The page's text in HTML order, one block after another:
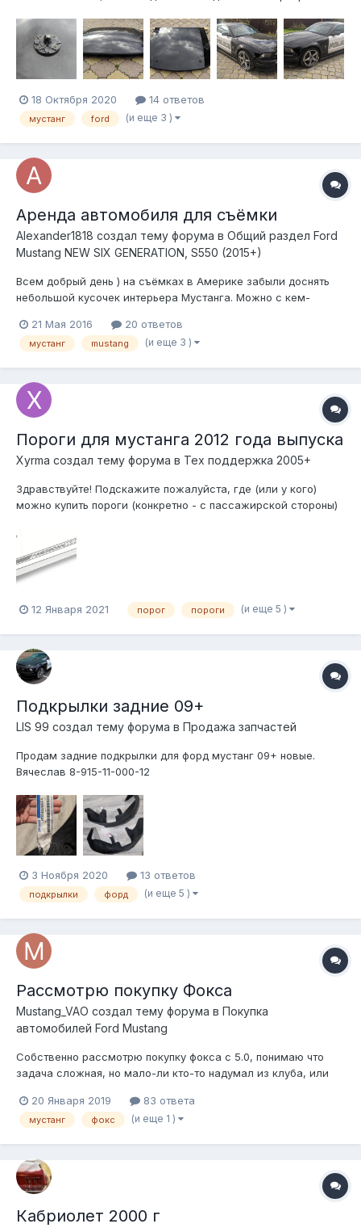
Фальшзамки , приклеены на двухсторонний скотч, легко
снять без повреждения лака красного покрытия. Вячеслав
+7-915-11-000...
18 Октября 2020 14 ответов
мустанг ford (и еще 3 )
Аренда автомобиля для съёмки
Alexander1818 создал тему форума в Общий раздел Ford
Mustang NEW SIX GENERATION, S550 (2015+)
Всем добрый день ) на съёмках в Америке забыли доснять
небольшой кусочек интерьера Мустанга. Можно с кем-
заснять этот кусочек? Интересует 6 поколение
21 Мая 2016 20 ответов
мустанг mustang (и еще 3 )
Пороги для мустанга 2012 года выпуска
Xyrma создал тему форума в Тех поддержка 2005+
Здравствуйте! Подскажите пожалуйста, где (или у кого)
можно купить пороги (конкретно - с пассажирской стороны)
как на фото, то есть ровный по всей длине, без всяких
рельефных штук, переходов, скосов, выемок и т.д.
Оказалось, они быва...
12 Января 2021 порог пороги (и еще 5 )
Подкрылки задние 09+
LIS 99 создал тему форума в Продажа запчастей
Продам задние подкрылки для форд мустанг 09+ новые.
Вячеслав 8-915-11-000-12
3 Ноября 2020 13 ответов
подкрылки форд (и еще 5 )
Рассмотрю покупку Фокса
Mustang_VAO создал тему форума в Покупка
автомобилей Ford Mustang
Собственно рассмотрю покупку фокса с 5.0, понимаю что
задача сложная, но мало-ли кто-то надумал из клуба, или
20 Января 2019
83 ответа
мустанг фокс (и еще 1 )
Кабриолет 2000 г